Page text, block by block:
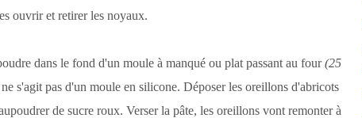
ouvrir et retirer les noyaux.
dans le fond d'un moule à manqué ou plat passant au four(25
s'agit pas d'un moule en silicone. Déposer les oreillons d'abricots
de sucre roux. Verser la pâte, les oreillons vont remonter à